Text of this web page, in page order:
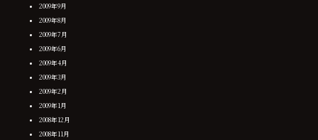
2009年9月
2009年8月
2009年7月
2009年6月
2009年4月
2009年3月
2009年2月
2009年1月
2008年12月
2008年11月